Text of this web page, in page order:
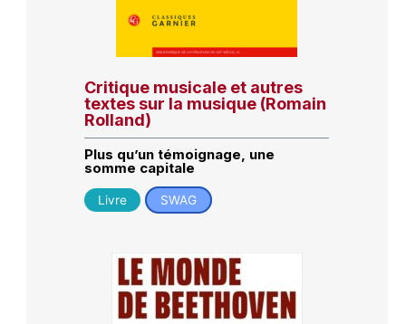
Critique musicale et autres
textes sur la musique (Romain
Rolland)
Plus qu’un témoignage, une
somme capitale
Livre SWAG